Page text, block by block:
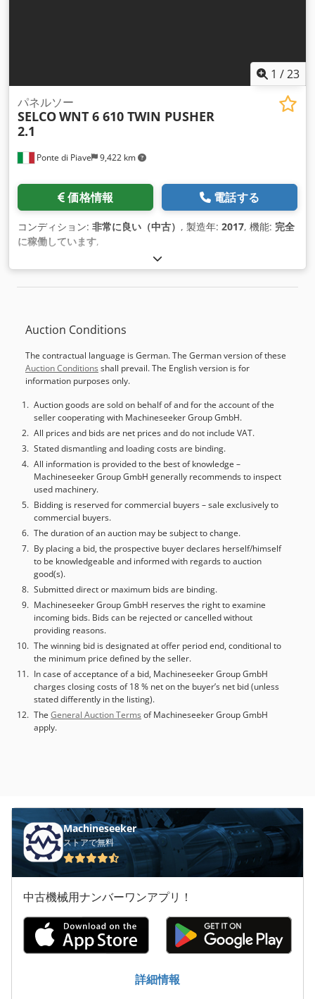
1 /23
Ponte di Piave 9,422 km
パネルソー
SELCOWNT 6 610 TWIN PUSHER
2.1
価格情報 電話する
コンディション: 非常に良い（中古） , 製造年: 2017, 機能: 完全
に稼働しています,
Auction Conditions
The contractual language is German. The German version of these
Auction Conditions shall prevail. The English version is for
information purposes only.
Auction goods are sold on behalf of and for the account of the
seller cooperating with Machineseeker Group GmbH.
All prices and bids are net prices and do not include VAT.
Stated dismantling and loading costs are binding.
All information is provided to the best of knowledge –
Machineseeker Group GmbH generally recommends to inspect
used machinery.
Bidding is reserved for commercial buyers – sale exclusively to
commercial buyers.
The duration of an auction may be subject to change.
By placing a bid, the prospective buyer declares herself/himself
to be knowledgeable and informed with regards to auction
good(s).
Submitted direct or maximum bids are binding.
Machineseeker Group GmbH reserves the right to examine
incoming bids. Bids can be rejected or cancelled without
providing reasons.
The winning bid is designated at offer period end, conditional to
the minimum price defined by the seller.
In case of acceptance of a bid, Machineseeker Group GmbH
charges closing costs of 18 % net on the buyer’s net bid (unless
stated differently in the listing).
The General Auction Terms of Machineseeker Group GmbH
apply.
Machineseeker
ストアで無料
中古機械用ナンバーワンアプリ！
詳細情報